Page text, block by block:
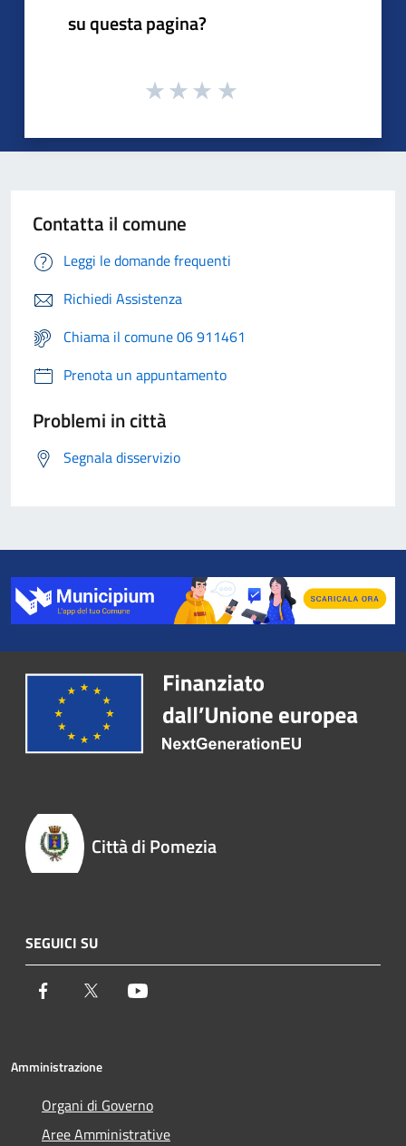
su questa pagina?
Contatta il comune
Leggi le domande frequenti
Richiedi Assistenza
Chiama il comune 06 911461
Prenota un appuntamento
Problemi in città
Segnala disservizio
Città di Pomezia
SEGUICI SU
Facebook Twitter
Amministrazione
Organi di Governo
Aree Amministrative